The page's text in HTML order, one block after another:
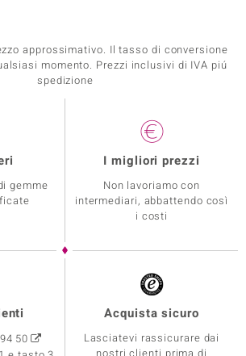
approssimativo. Il tasso di conversione
momento. Prezzi inclusivi di IVA piú
spedizione
gemme
I migliori prezzi
Non lavoriamo con
intermediari, abbattendo così
i costi
50
Acquista sicuro
Lasciatevi rassicurare dai